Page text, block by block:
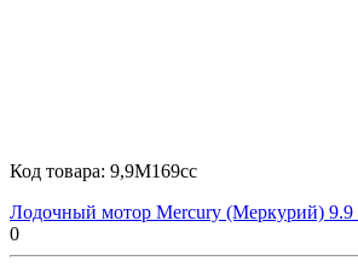
Код товара: 9,9M169cc
Лодочный мотор Mercury (Меркурий) 9.9
0